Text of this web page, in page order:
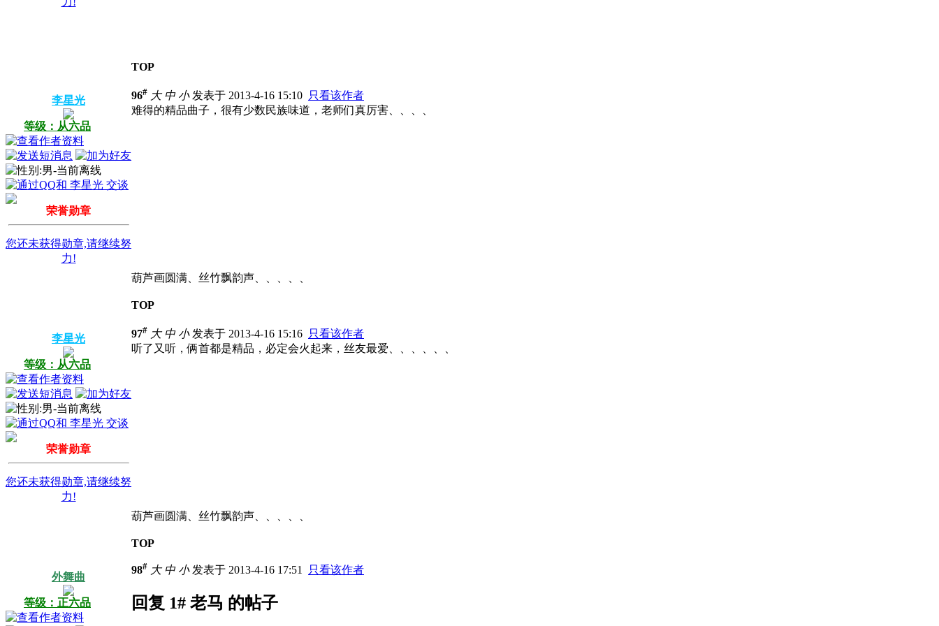
TOP
李星光
等级：从六品
荣誉勋章
您还未获得勋章,请继续努
力!
96# 大 中 小发表于 2013-4-16 15:10 只看该作者
难得的精品曲子，很有少数民族味道，老师们真厉害、、、、
葫芦画圆满、丝竹飘韵声、、、、、
TOP
李星光
等级：从六品
荣誉勋章
您还未获得勋章,请继续努
力!
97# 大 中 小发表于 2013-4-16 15:16 只看该作者
听了又听，俩首都是精品，必定会火起来，丝友最爱、、、、、、
葫芦画圆满、丝竹飘韵声、、、、、
TOP
外舞曲
等级：正六品
98# 大 中 小发表于 2013-4-16 17:51 只看该作者
回复 1# 老马 的帖子